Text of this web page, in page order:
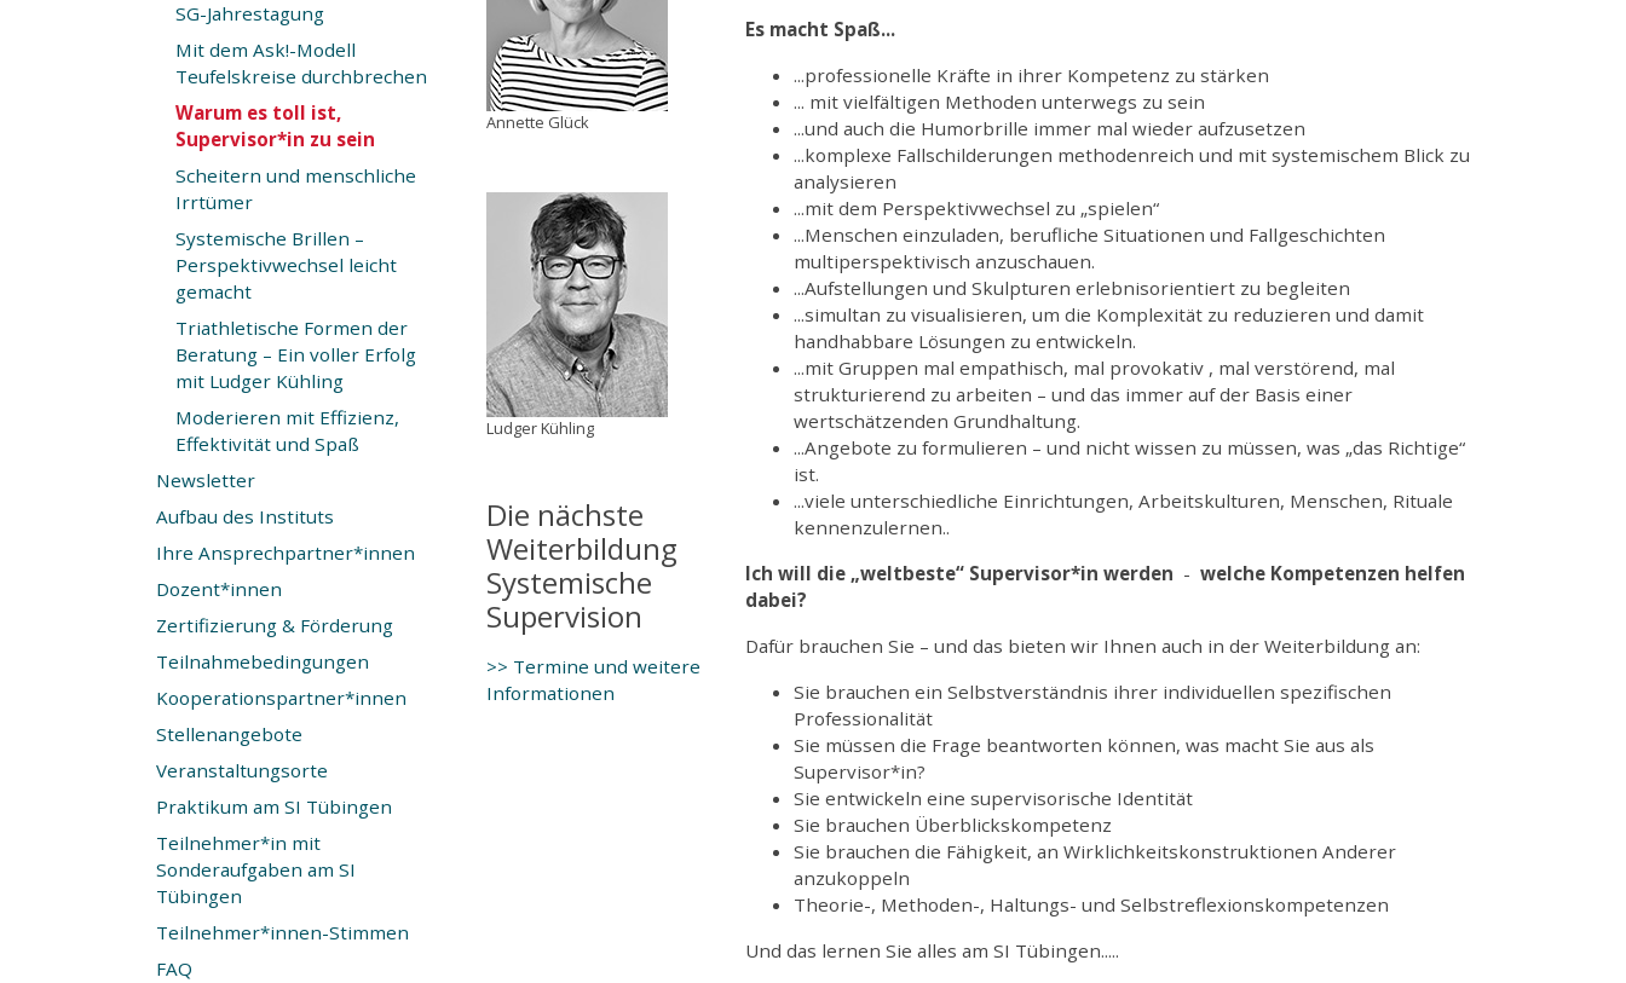
Annette Glück
Ludger Kühling
Die nächste
Weiterbildung
Systemische
Supervision
>> Termine und weitere
Informationen
Es macht Spaß...
...professionelle Kräfte in ihrer Kompetenz zu stärken
... mit vielfältigen Methoden unterwegs zu sein
...und auch die Humorbrille immer mal wieder aufzusetzen
...komplexe Fallschilderungen methodenreich und mit systemischem Blick zu
analysieren
...mit dem Perspektivwechsel zu „spielen“
...Menschen einzuladen, berufliche Situationen und Fallgeschichten
multiperspektivisch anzuschauen.
...Aufstellungen und Skulpturen erlebnisorientiert zu begleiten
...simultan zu visualisieren, um die Komplexität zu reduzieren und damit
handhabbare Lösungen zu entwickeln.
...mit Gruppen mal empathisch, mal provokativ , mal verstörend, mal
strukturierend zu arbeiten – und das immer auf der Basis einer
wertschätzenden Grundhaltung.
...Angebote zu formulieren – und nicht wissen zu müssen, was „das Richtige“
ist.
...viele unterschiedliche Einrichtungen, Arbeitskulturen, Menschen, Rituale
kennenzulernen..
Ich will die „weltbeste“ Supervisor*in werden - welche Kompetenzen helfen
dabei?
Dafür brauchen Sie – und das bieten wir Ihnen auch in der Weiterbildung an:
Sie brauchen ein Selbstverständnis ihrer individuellen spezifischen
Professionalität
Sie müssen die Frage beantworten können, was macht Sie aus als
Supervisor*in?
Sie entwickeln eine supervisorische Identität
Sie brauchen Überblickskompetenz
Sie brauchen die Fähigkeit, an Wirklichkeitskonstruktionen Anderer
anzukoppeln
Theorie-, Methoden-, Haltungs- und Selbstreflexionskompetenzen
Und das lernen Sie alles am SI Tübingen.....
SG-Jahrestagung
Mit dem Ask!-Modell
Teufelskreise durchbrechen
Warum es toll ist,
Supervisor*in zu sein
Scheitern und menschliche
Irrtümer
Systemische Brillen –
Perspektivwechsel leicht
gemacht
Triathletische Formen der
Beratung – Ein voller Erfolg
mit Ludger Kühling
Moderieren mit Effizienz,
Effektivität und Spaß
Newsletter
Aufbau des Instituts
Ihre Ansprechpartner*innen
Dozent*innen
Zertifizierung & Förderung
Teilnahmebedingungen
Kooperationspartner*innen
Stellenangebote
Veranstaltungsorte
Praktikum am SI Tübingen
Teilnehmer*in mit
Sonderaufgaben am SI
Tübingen
Teilnehmer*innen-Stimmen
FAQ